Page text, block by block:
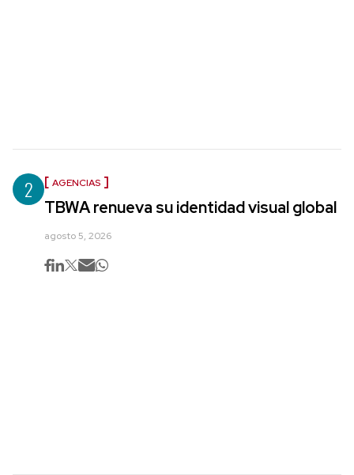
2 AGENCIAS
TBWA renueva su identidad visual global
agosto 5, 2026